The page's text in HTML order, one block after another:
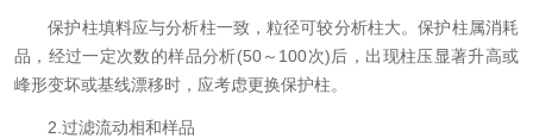
保护柱填料应与分析柱一致，粒径可较分析柱大。保护柱属消耗
品，经过一定次数的样品分析(50～100次)后，出现柱压显著升高或
峰形变坏或基线漂移时，应考虑更换保护柱。
2.过滤流动相和样品